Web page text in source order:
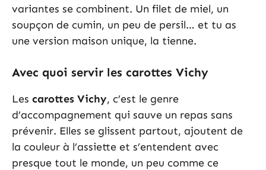
variantes se combinent. Un filet de miel, un
soupçon de cumin, un peu de persil… et tu as
une version maison unique, la tienne.
Avec quoi servir les carottes Vichy
Les carottes Vichy, c’est le genre
d’accompagnement qui sauve un repas sans
prévenir. Elles se glissent partout, ajoutent de
la couleur à l’assiette et s’entendent avec
presque tout le monde, un peu comme ce